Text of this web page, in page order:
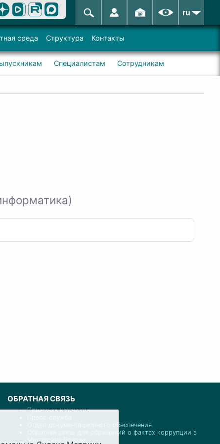
ru
среда Структура Контакты
Специалистам Сотрудникам
ОБРАТНАЯ СВЯЗЬ
Приемная комиссия
Отдел документационного обеспечения
Обратная связь для обращений о фактах коррупции в
Минздраве России